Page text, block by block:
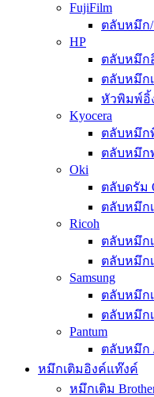
FujiFilm
ตลับหมึก/
HP
ตลับหมึก
ตลับหมึก
หัวพิมพ์อิ้
Kyocera
ตลับหมึก
ตลับหมึก
Oki
ตลับดรัม
ตลับหมึก
Ricoh
ตลับหมึก
ตลับหมึก
Samsung
ตลับหมึกเ
ตลับหมึกเ
Pantum
ตลับหมึก
หมึกเติมอิงค์แท๊งค์
หมึกเติม